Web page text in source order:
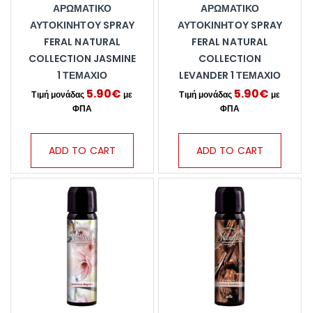
ΑΡΩΜΑΤΙΚΌ
ΑΥΤΟΚΙΝΉΤΟΥ SPRAY
FERAL NATURAL
COLLECTION JASMINE
1 ΤΕΜΆΧΙΟ
5.90€
ADD TO CART
ΑΡΩΜΑΤΙΚΌ
ΑΥΤΟΚΙΝΉΤΟΥ SPRAY
FERAL NATURAL
COLLECTION
LEVANDER 1 ΤΕΜΆΧΙΟ
5.90€
ADD TO CART